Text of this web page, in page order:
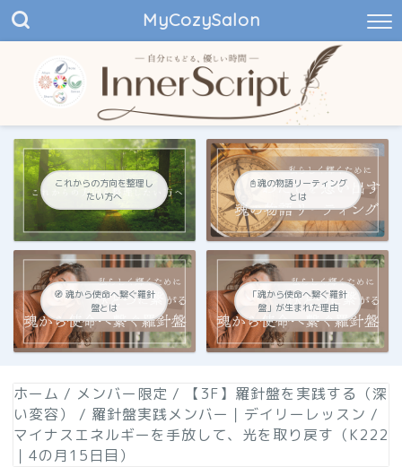
MyCozySalon
これからの方向を整理し
たい方へ
📓魂の物語リーティング
とは
🧭 魂から使命へ繋ぐ羅針
盤とは
「魂から使命へ繋ぐ羅針
盤」が生まれた理由
ホーム / メンバー限定 /
【3F】羅針盤を実践する（深
い変容）
/ 羅針盤実践メンバー｜デイリーレッスン /
マイナスエネルギーを手放して、光を取り戻す（K222
｜4の月15日目）